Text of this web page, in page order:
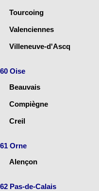
Tourcoing
Valenciennes
Villeneuve-d'Ascq
60 Oise
Beauvais
Compiègne
Creil
61 Orne
Alençon
62 Pas-de-Calais